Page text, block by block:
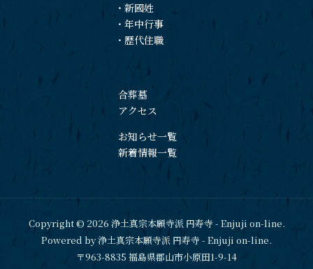
・新國姓
・年中行事
・ 歴代住職
合葬墓
アクセス
お知らせ一覧
新着情報一覧
Copyright © 2026 浄土真宗本願寺派 円寿寺 - Enjuji on-line.
Powered by 浄土真宗本願寺派 円寿寺 - Enjuji on-line.
〒963-8835 福島県郡山市小原田1-9-14